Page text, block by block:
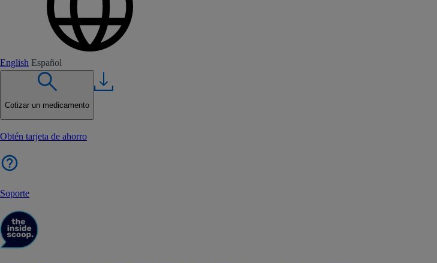
English Español
Cotizar un medicamento
Obtén tarjeta de ahorro
Soporte